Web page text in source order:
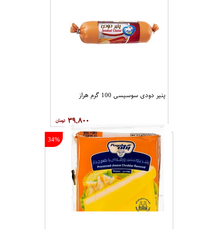
پنیر دودی سوسیسی 100 گرم هراز
۳۹,۸۰۰
34%